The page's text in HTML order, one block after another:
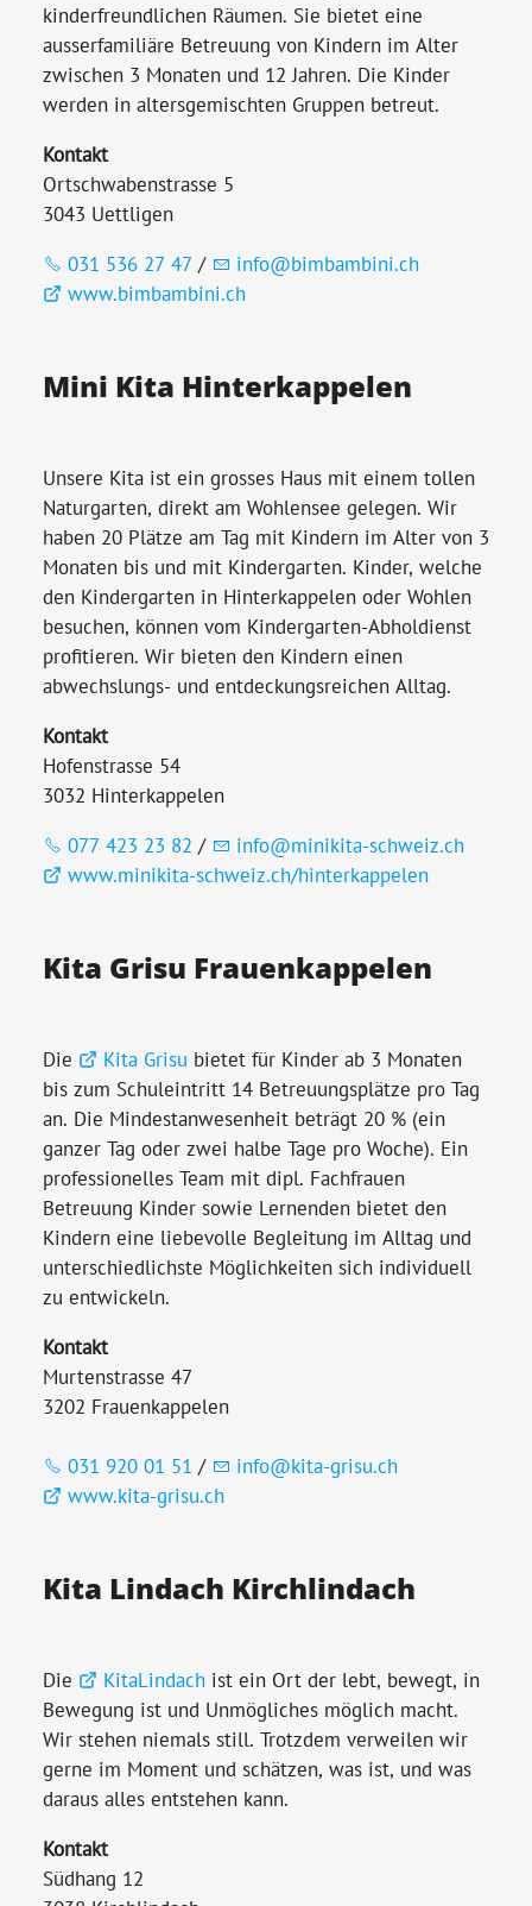
kinderfreundlichen Räumen. Sie bietet eine
ausserfamiliäre Betreuung von Kindern im Alter
zwischen 3 Monaten und 12 Jahren. Die Kinder
werden in altersgemischten Gruppen betreut.
Kontakt
Ortschwabenstrasse 5
3043 Uettligen
031 536 27 47 /
info@bimbambini.ch
www.bimbambini.ch
Mini Kita Hinterkappelen
Unsere Kita ist ein grosses Haus mit einem tollen
Naturgarten, direkt am Wohlensee gelegen. Wir
haben 20 Plätze am Tag mit Kindern im Alter von 3
Monaten bis und mit Kindergarten. Kinder, welche
den Kindergarten in Hinterkappelen oder Wohlen
besuchen, können vom Kindergarten-Abholdienst
profitieren. Wir bieten den Kindern einen
abwechslungs- und entdeckungsreichen Alltag.
Kontakt
Hofenstrasse 54
3032 Hinterkappelen
077 423 23 82 /
info@minikita-schweiz.ch
www.minikita-schweiz.ch/hinterkappelen
Kita Grisu Frauenkappelen
Die Kita Grisu bietet für Kinder ab 3 Monaten
bis zum Schuleintritt 14 Betreuungsplätze pro Tag
an. Die Mindestanwesenheit beträgt 20 % (ein
ganzer Tag oder zwei halbe Tage pro Woche). Ein
professionelles Team mit dipl. Fachfrauen
Betreuung Kinder sowie Lernenden bietet den
Kindern eine liebevolle Begleitung im Alltag und
unterschiedlichste Möglichkeiten sich individuell
zu entwickeln.
Kontakt
Murtenstrasse 47
3202 Frauenkappelen
031 920 01 51 /
info@kita-grisu.ch
www.kita-grisu.ch
Kita Lindach Kirchlindach
Die KitaLindach ist ein Ort der lebt, bewegt, in
Bewegung ist und Unmögliches möglich macht.
Wir stehen niemals still. Trotzdem verweilen wir
gerne im Moment und schätzen, was ist, und was
daraus alles entstehen kann.
Kontakt
Südhang 12